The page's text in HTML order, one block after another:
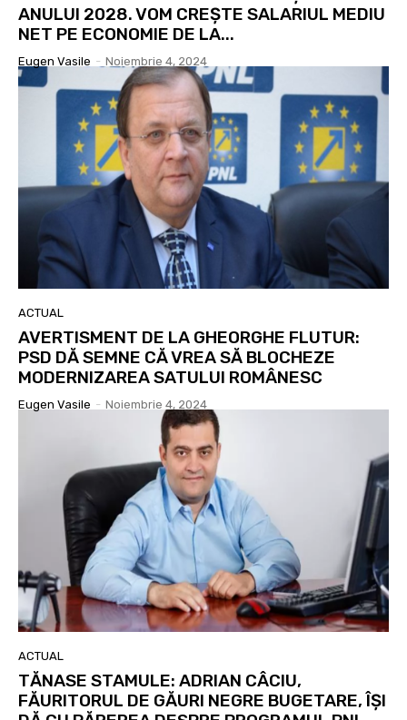
ANULUI 2028. VOM CREȘTE SALARIUL MEDIU
NET PE ECONOMIE DE LA...
Eugen Vasile - Noiembrie 4, 2024
ACTUAL
AVERTISMENT DE LA GHEORGHE FLUTUR:
PSD DĂ SEMNE CĂ VREA SĂ BLOCHEZE
MODERNIZAREA SATULUI ROMÂNESC
Eugen Vasile - Noiembrie 4, 2024
ACTUAL
TĂNASE STAMULE: ADRIAN CÂCIU,
FĂURITORUL DE GĂURI NEGRE BUGETARE, ÎȘI